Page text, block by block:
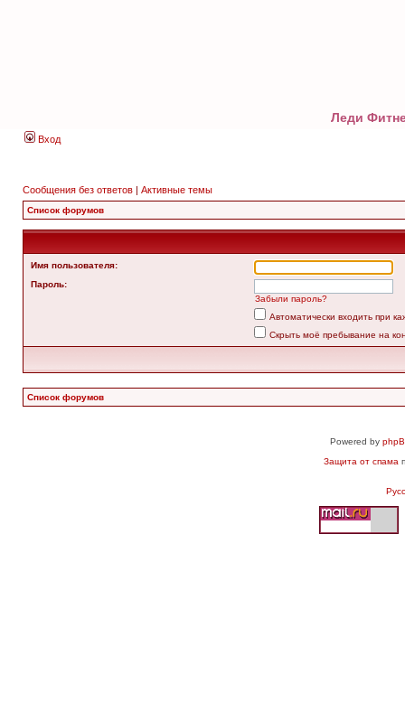
Леди
Вход
Сообщения без ответов | Активные темы
Список форумов
Имя пользователя:
Пароль:
Забыли пароль?
Автоматически входить при
Скрыть моё пребывание на
Список форумов
Powered by
Защита от спама